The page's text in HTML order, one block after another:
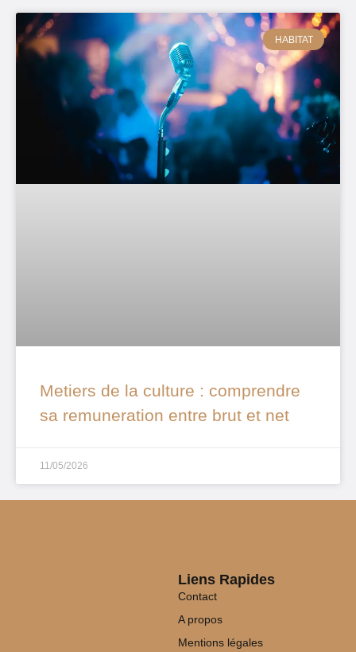
HABITAT
Metiers de la culture : comprendre
sa remuneration entre brut et net
11/05/2026
Liens Rapides
Contact
A propos
Mentions légales